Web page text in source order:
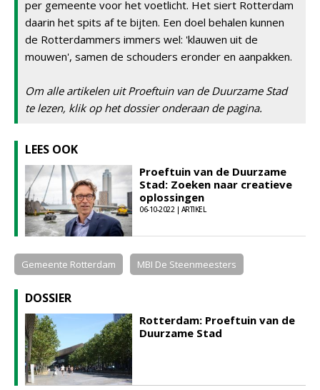
per gemeente voor het voetlicht. Het siert Rotterdam
daarin het spits af te bijten. Een doel behalen kunnen
de Rotterdammers immers wel: 'klauwen uit de
mouwen', samen de schouders eronder en aanpakken.
Om alle artikelen uit Proeftuin van de Duurzame Stad
te lezen, klik op het dossier onderaan de pagina.
LEES OOK
Proeftuin van de Duurzame
Stad: Zoeken naar creatieve
oplossingen
06-10-2022 | ARTIKEL
Gemeente Rotterdam MBI De Steenmeesters
DOSSIER
Rotterdam: Proeftuin van de
Duurzame Stad